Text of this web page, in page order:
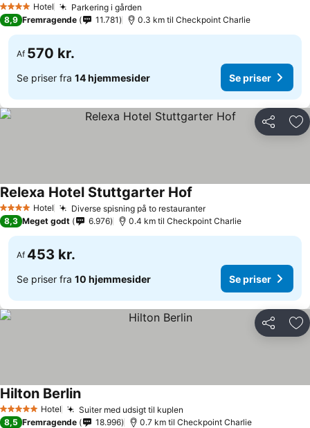
4 StjernerHotel Parkering i gården
8,9 Fremragende 11.781 0.3 km til Checkpoint Charlie
Af 570 kr.
Se priser fra 14 hjemmesider Se priser
Del
4 StjernerHotel Diverse spisning på to restauranter
Relexa Hotel Stuttgarter Hof
8,3 Meget godt 6.976 0.4 km til Checkpoint Charlie
Af 453 kr.
Se priser fra 10 hjemmesider Se priser
Del
5 Stjerner Hotel Suiter med udsigt til kuplen
Hilton Berlin
8,5 Fremragende 18.996 0.7 km til Checkpoint Charlie